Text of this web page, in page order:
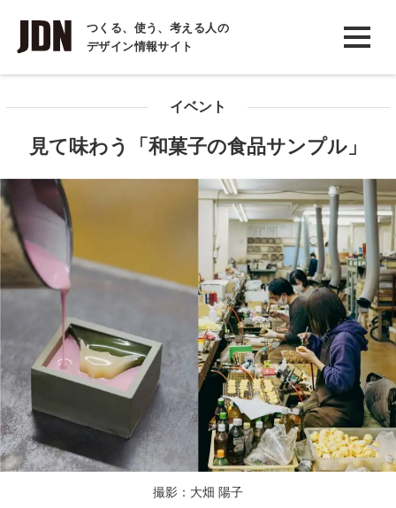
つくる、使う、考える人の
デザイン情報サイト
INTERVIEW
インタビュー
コラム
イベント
見て味わう「和菓子の食品サンプル」
撮影：大畑 陽子